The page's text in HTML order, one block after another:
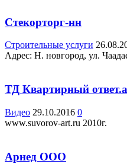
Стекорторг-нн
Строительные услуги
Адрес: Н. новгород, ул.
ТД Квартирный
Видео 29.10.2016 0
www.suvorov-art.ru 2010г.
Арнед ООО